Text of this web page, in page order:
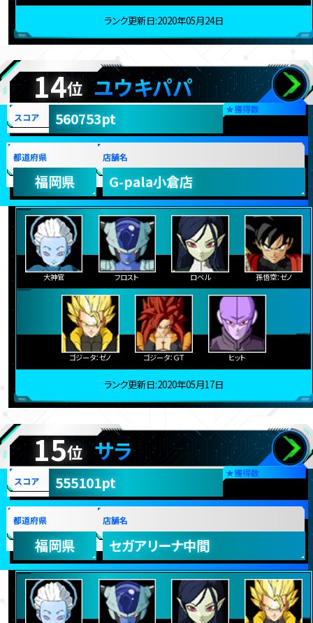
ランク更新日:2020年05月24日
14位 ユウキパパ
★獲得数
スコア 560753pt
都道府県
福岡県
店舗名
G-pala小倉店
大神官 フロスト ロベル 孫悟空：ゼノ
ゴジータ：ゼノ ゴジータ：ＧＴ ヒット
ランク更新日:2020年05月17日
15位 サラ
★獲得数
スコア 555101pt
都道府県
福岡県
店舗名
セガアリーナ中間